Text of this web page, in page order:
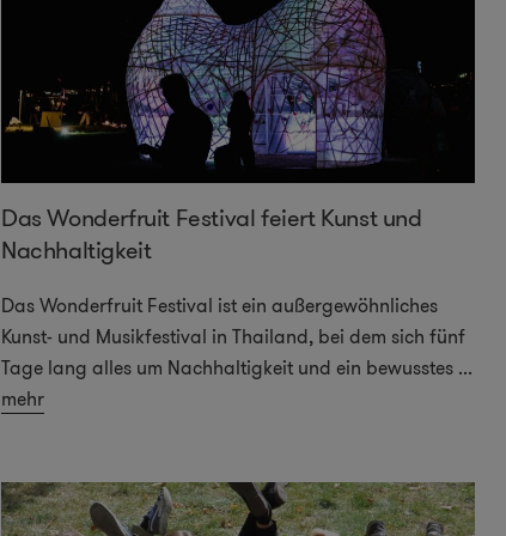
Das Wonderfruit Festival feiert Kunst und
Nachhaltigkeit
Das Wonderfruit Festival ist ein außergewöhnliches
Kunst- und Musikfestival in Thailand, bei dem sich fünf
Tage lang alles um Nachhaltigkeit und ein bewusstes ...
mehr